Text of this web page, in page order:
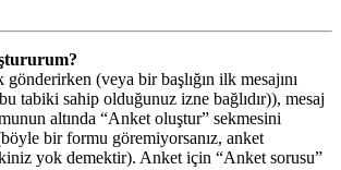
gönderirken (veya bir başlığın ilk mesajını
tabiki sahip olduğunuz izne bağlıdır)), mesaj
altında “Anket oluştur” sekmesini
bir formu göremiyorsanız, anket
yok demektir). Anket için “Anket sorusu”